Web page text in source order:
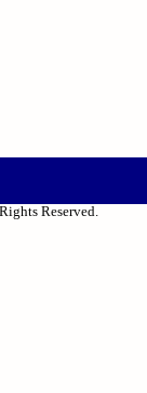
Reserved.